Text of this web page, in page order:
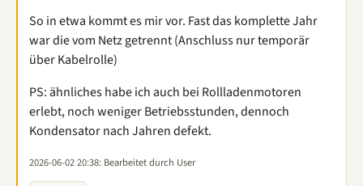
So in etwa kommt es mir vor. Fast das komplette Jahr
war die vom Netz getrennt (Anschluss nur temporär
über Kabelrolle)
PS: ähnliches habe ich auch bei Rollladenmotoren
erlebt, noch weniger Betriebsstunden, dennoch
Kondensator nach Jahren defekt.
2026-06-02 20:38: Bearbeitet durch User